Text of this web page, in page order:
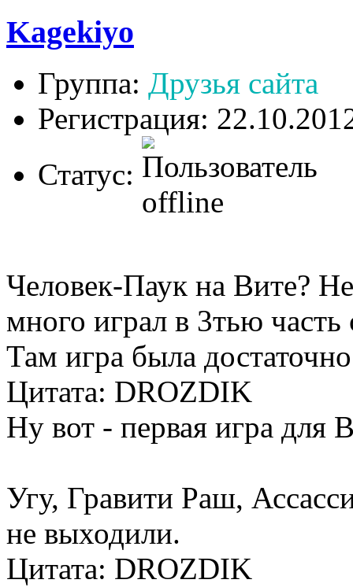
Kagekiyo
Группа: Друзья сайта
Регистрация:
Статус:
Человек-Паук на Вите?
много играл в 3тью часть
Там игра была
Цитата: DROZDIK
Ну вот - первая игра для
Угу, Гравити Раш,
не выходили.
Цитата: DROZDIK